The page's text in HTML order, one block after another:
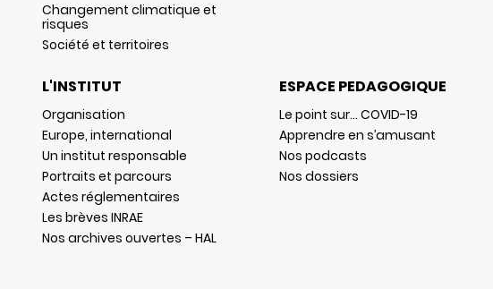
Changement climatique et
risques
Société et territoires
L'INSTITUT
Organisation
Europe, international
Un institut responsable
Portraits et parcours
Actes réglementaires
Les brèves INRAE
Nos archives ouvertes – HAL
ESPACE PEDAGOGIQUE
Le point sur… COVID-19
Apprendre en s’amusant
Nos podcasts
Nos dossiers